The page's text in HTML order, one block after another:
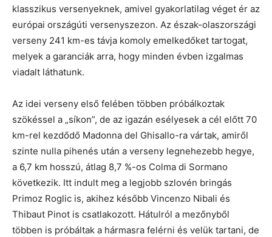
klasszikus versenyeknek, amivel gyakorlatilag véget ér az
európai országúti versenyszezon. Az észak-olaszországi
verseny 241 km-es távja komoly emelkedőket tartogat,
melyek a garanciák arra, hogy minden évben izgalmas
viadalt láthatunk.
Az idei verseny első felében többen próbálkoztak
szökéssel a „síkon”, de az igazán esélyesek a cél előtt 70
km-rel kezdődő Madonna del Ghisallo-ra vártak, amiről
szinte nulla pihenés után a verseny legnehezebb hegye,
a 6,7 km hosszú, átlag 8,7 %-os Colma di Sormano
következik. Itt indult meg a legjobb szlovén bringás
Primoz Roglic is, akihez később Vincenzo Nibali és
Thibaut Pinot is csatlakozott. Hátulról a mezőnyből
többen is próbáltak a hármasra felérni és velük tartani, de